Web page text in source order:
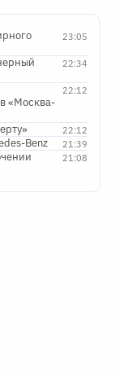
23:05
22:34
22:12
«Москва-
22:12
21:39
Benz
21:08